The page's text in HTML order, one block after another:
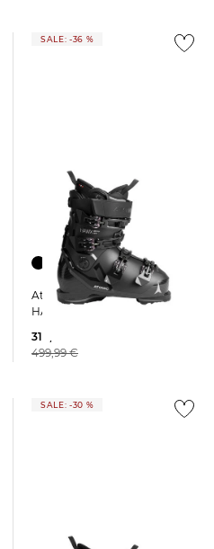
SALE: -36 %
Atomic | Damen Skischuhe
HAWX MAGNA 105 S W
318,99 €
499,99 €
SALE: -30 %